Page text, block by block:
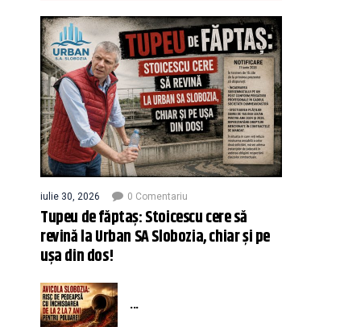
iulie 30, 2026 0 Comentariu
Tupeu de făptaș: Stoicescu cere să
revină la Urban SA Slobozia, chiar și pe
ușa din dos!
...